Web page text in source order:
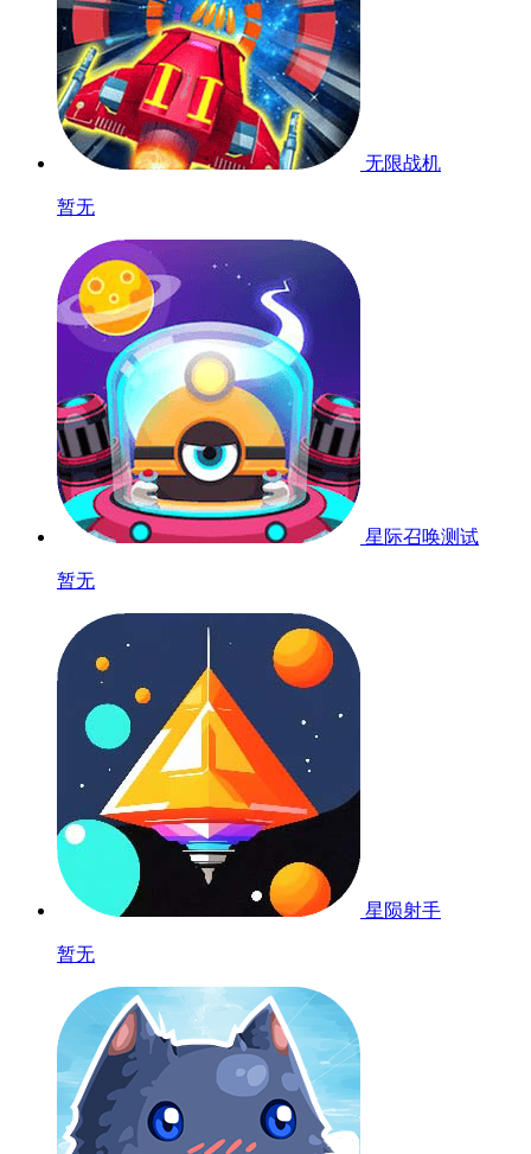
无限战机
暂无
星际召唤测试
暂无
星陨射手
暂无